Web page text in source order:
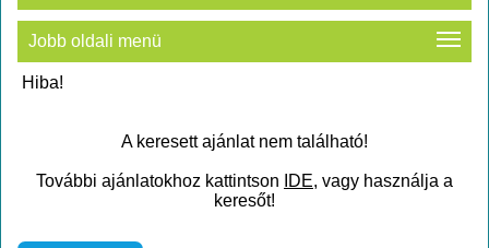
Jobb oldali menü
Hiba!
A keresett ajánlat nem található!
További ajánlatokhoz kattintson IDE, vagy használja a
keresőt!